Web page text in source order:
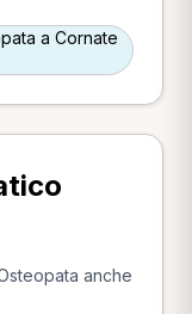
a Cornate
anche